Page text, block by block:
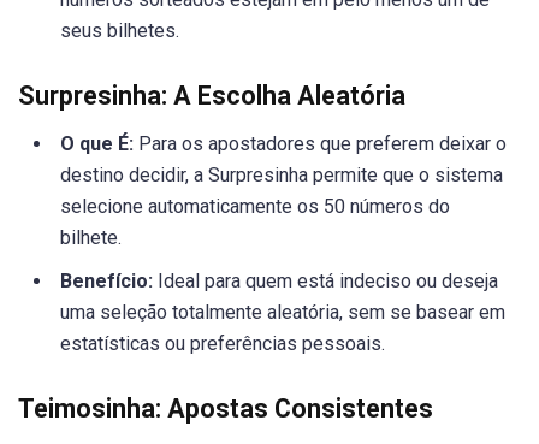
seus bilhetes.
Surpresinha: A Escolha Aleatória
O que É: Para os apostadores que preferem deixar o
destino decidir, a Surpresinha permite que o sistema
selecione automaticamente os 50 números do
bilhete.
Benefício: Ideal para quem está indeciso ou deseja
uma seleção totalmente aleatória, sem se basear em
estatísticas ou preferências pessoais.
Teimosinha: Apostas Consistentes